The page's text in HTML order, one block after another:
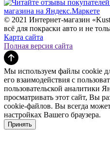
© 2021 Интернет-магазин
всё для покраски авто и не
Карта сайта
Полная версия сайта
Мы используем файлы cookie
его взаимодействия с
пользовательской аналитики
просматривать этот сайт, Вы
cookie-файлов. Вы всегда
настройках Вашего браузера.
Принять